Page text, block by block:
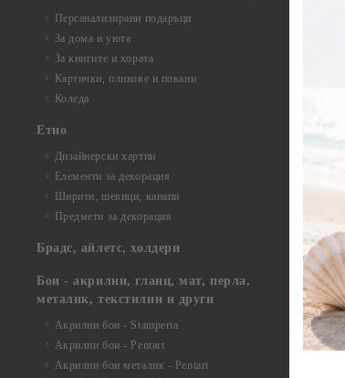
Персанализирани подаръци
За дома и уюта
За книгите и хората
Картички, пликове и покани
Коледа
Етно
Дизайнерски хартии
Елементи за декорация
Ширити, шевици, канапи
Предмети за декорация
Брадс, айлетс, холдери
Бои - акрилни, гланц, мат, перла,
металик, текстилни и други
Акрилни бои - Stamperia
Акрилни бои - Pentart
Акрилни бои металик - Pentart
3D